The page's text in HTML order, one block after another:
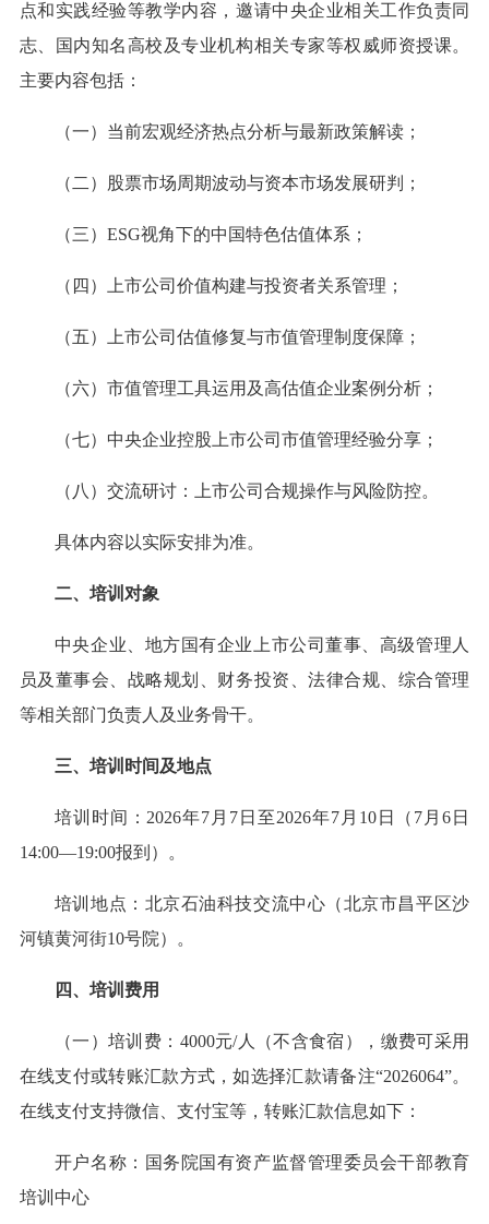
点和实践经验等教学内容，邀请中央企业相关工作负责同
志、国内知名高校及专业机构相关专家等权威师资授课。
主要内容包括：
（一）当前宏观经济热点分析与最新政策解读；
（二）股票市场周期波动与资本市场发展研判；
（三）ESG视角下的中国特色估值体系；
（四）上市公司价值构建与投资者关系管理；
（五）上市公司估值修复与市值管理制度保障；
（六）市值管理工具运用及高估值企业案例分析；
（七）中央企业控股上市公司市值管理经验分享；
（八）交流研讨：上市公司合规操作与风险防控。
具体内容以实际安排为准。
二、培训对象
中央企业、地方国有企业上市公司董事、高级管理人
员及董事会、战略规划、财务投资、法律合规、综合管理
等相关部门负责人及业务骨干。
三、培训时间及地点
培训时间：2026年7月7日至2026年7月10日（7月6日
14:00—19:00报到）。
培训地点：北京石油科技交流中心（北京市昌平区沙
河镇黄河街10号院）。
四、培训费用
（一）培训费：4000元/人（不含食宿），缴费可采用
在线支付或转账汇款方式，如选择汇款请备注“2026064”。
在线支付支持微信、支付宝等，转账汇款信息如下：
开户名称：国务院国有资产监督管理委员会干部教育
培训中心